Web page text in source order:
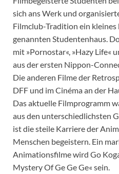
sich ans Werk und
Filmclub-Tradition ein kleines
genannten Studentenhaus.
mit »Pornostar«, »Hazy Life«
aus der ersten Nippon-
Die anderen Filme der
DFF und im Cinéma an der
Das aktuelle Filmprogramm
aus den unterschiedlichsten
ist die steile Karriere der
Menschen begeistern. Ein
Animationsfilme wird Go
Mystery Of Ge Ge Ge« sein.